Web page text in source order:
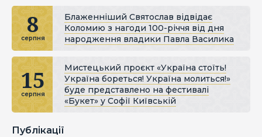
8
серпня
Блаженніший Святослав відвідає
Коломию з нагоди 100-річчя від дня
народження владики Павла Василика
15
серпня
Мистецький проєкт «Україна стоїть!
Україна бореться! Україна молиться!»
буде представлено на фестивалі
«Букет» у Софії Київській
Публікації